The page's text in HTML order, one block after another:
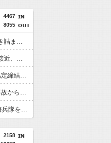
4467
8055
日米のレアアース脱中国依存、量とコストで行き詰まり…台湾メディア！
ドイツ空港のウクライナ輸送機に自爆ドローン接近、見つけた空港職員が蹴り落とす…高性能プラスチック爆弾搭載！
サウジ・パキスタン・トルコ3カ国が共同防衛協定締結…「イスラム版NATO」指摘も！
中国海警局と中国海軍の船が衝突で2人死亡、事故から約1年を経て公表…南シナ海でフィリピン船を追跡中！
1944年7月、グアム島に上陸作戦を展開する米海兵隊を空撮！
2158